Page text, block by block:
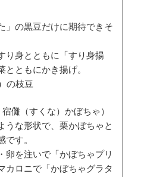
」の黒豆だけに期待できそ
り身とともに「すり身揚
ともにかき揚げ。
儺（すくな）かぼちゃ）
うな形状で、栗かぼちゃと
す。
卵を注いで「かぼちゃプリ
カロニで「かぼちゃグラタ